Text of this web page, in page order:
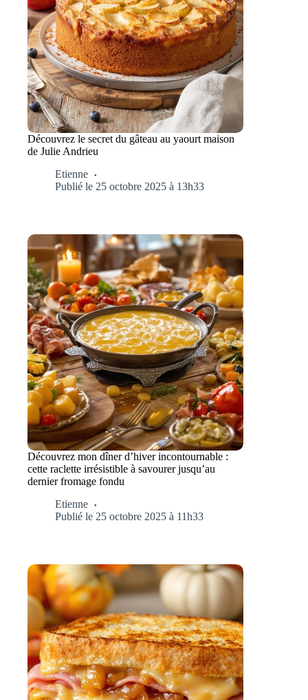
Découvrez le secret du gâteau au yaourt maison
de Julie Andrieu
Etienne
Publié le 25 octobre 2025 à 13h33
Découvrez mon dîner d’hiver incontournable :
cette raclette irrésistible à savourer jusqu’au
dernier fromage fondu
Etienne
Publié le 25 octobre 2025 à 11h33